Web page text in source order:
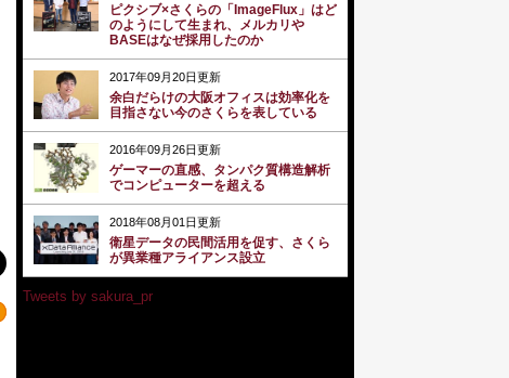
ピクシブ×さくらの「ImageFlux」はど
のようにして生まれ、メルカリや
BASEはなぜ採用したのか
2017年09月20日更新
余白だらけの大阪オフィスは効率化を
目指さない今のさくらを表している
2016年09月26日更新
ゲーマーの直感、タンパク質構造解析
でコンピューターを超える
2018年08月01日更新
衛星データの民間活用を促す、さくら
が異業種アライアンス設立
Tweets by sakura_pr